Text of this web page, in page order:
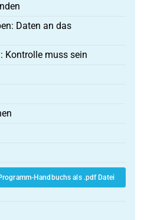
Daten an das
Kontrolle muss sein
Handbuchs als .pdf Datei